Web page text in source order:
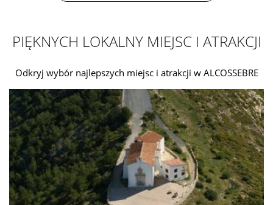
PIĘKNYCH LOKALNY MIEJSC I ATRAKCJI
Odkryj wybór najlepszych miejsc i atrakcji w ALCOSSEBRE